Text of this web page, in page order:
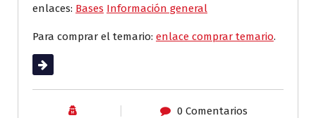
enlaces: Bases Información general
Para comprar el temario: enlace comprar temario.
Leer más
0 Comentarios